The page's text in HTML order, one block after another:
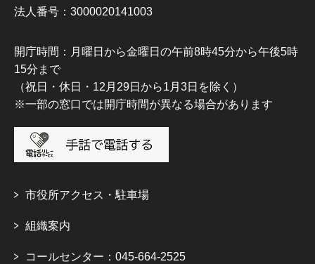
法人番号：3000020141003
開庁時間：月曜日から金曜日の午前8時45分から午後5時
15分まで
（祝日・休日・12月29日から1月3日を除く）
※一部の窓口では開庁時間が異なる場合があります
市役所アクセス・駐車場
組織案内
コールセンター：045-664-2525